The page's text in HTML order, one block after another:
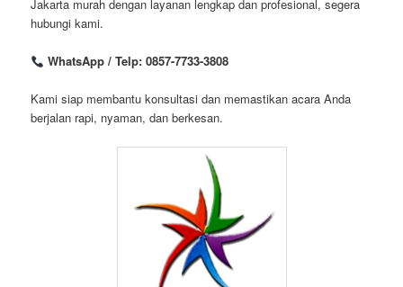
Jakarta murah dengan layanan lengkap dan profesional, segera
hubungi kami.
WhatsApp / Telp: 0857-7733-3808
Kami siap membantu konsultasi dan memastikan acara Anda
berjalan rapi, nyaman, dan berkesan.